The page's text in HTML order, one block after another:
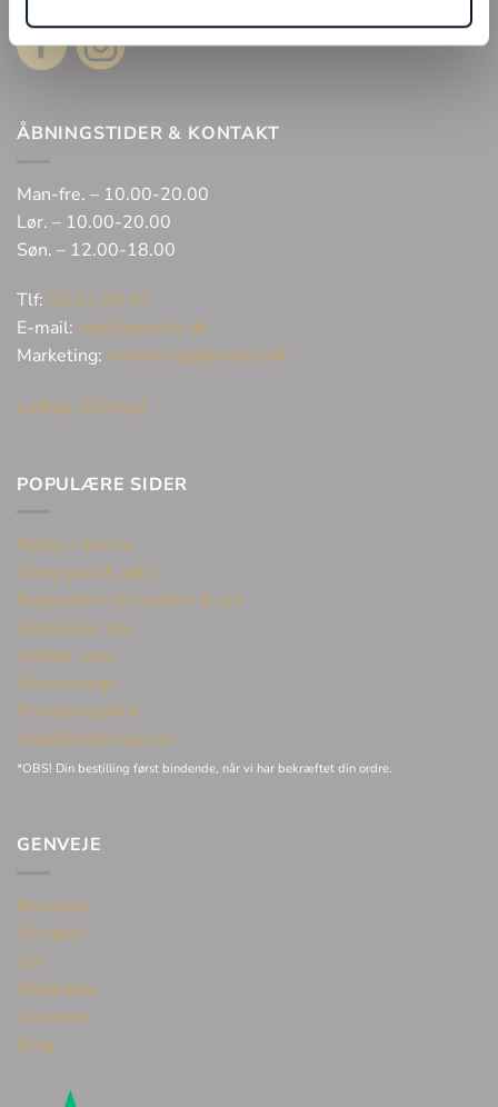
ÅBNINGSTIDER & KONTAKT
Man-fre. – 10.00-20.00
Lør. – 10.00-20.00
Søn. – 12.00-18.00
Tlf: 32 62 06 45
E-mail: info@bonells.dk
Marketing: marketing@bonells.dk
Ledige stillinger
POPULÆRE SIDER
Huller i ørerne
Sælg guld & sølv
Reparation af smykker & ure
Eksklusive ure
Unikke varer
Vielsesringe
Privatlivspolitik
Handelsbetingelser
*OBS! Din bestilling først bindende, når vi har bekræftet din ordre.
GENVEJE
Øreringe
Smykker
Ure
Halskæde
Gavekort
Blog